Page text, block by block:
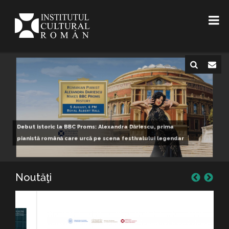
Cultural Român, la jumătatea anului 2026:
cultura română, prezentă pe marile scene ale lumii
Noutăţi